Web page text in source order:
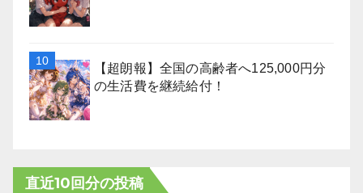
【超朗報】全国の高齢者へ125,000円分
の生活費を継続給付！
直近10回分の投稿